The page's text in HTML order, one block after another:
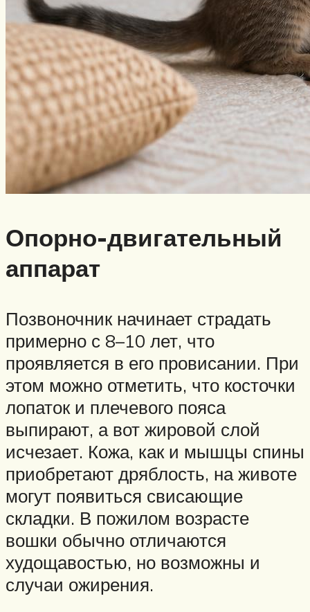
Опорно-двигательный
аппарат
Позвоночник начинает страдать
примерно с 8–10 лет, что
проявляется в его провисании. При
этом можно отметить, что косточки
лопаток и плечевого пояса
выпирают, а вот жировой слой
исчезает. Кожа, как и мышцы спины
приобретают дряблость, на животе
могут появиться свисающие
складки. В пожилом возрасте
вошки обычно отличаются
худощавостью, но возможны и
случаи ожирения.